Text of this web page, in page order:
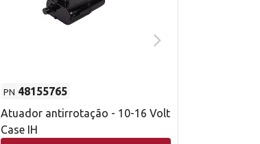
PN 48155765
Atuador antirrotação - 10-16 Volt
Case IH